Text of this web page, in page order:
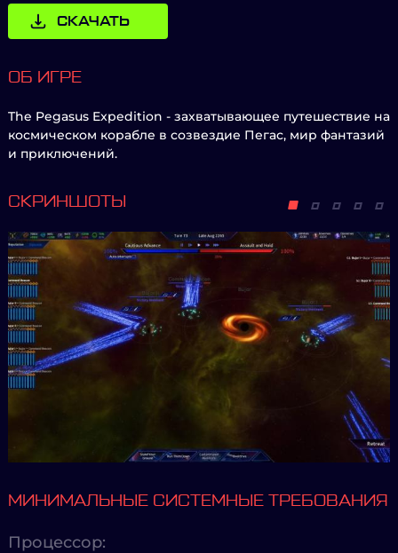
СКАЧАТЬ
ОБ ИГРЕ
The Pegasus Expedition - захватывающее путешествие на
космическом корабле в созвездие Пегас, мир фантазий
и приключений.
СКРИНШОТЫ
МИНИМАЛЬНЫЕ СИСТЕМНЫЕ ТРЕБОВАНИЯ
Процессор: